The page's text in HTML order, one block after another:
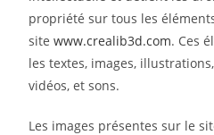
propriété sur tous les
sitewww.crealib3d.com. Ces
les textes, images,
vidéos, et sons.
Les images présentes sur le